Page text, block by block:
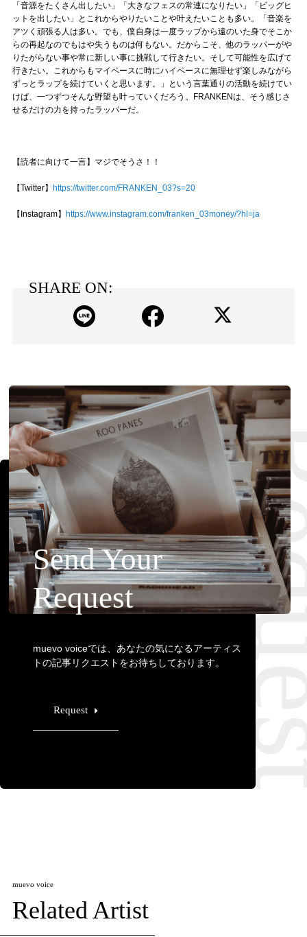
「音源をたくさん出したい」「大きなフェスの常連になりたい」「ビッグヒ
ットを出したい」とこれからやりたいことや叶えたいことも多い。「音楽を
アツく頑張る人は多い。でも、僕自身は一度ラップから遠のいた身でそこか
らの再起なのでもはや失うものは何もない。だからこそ、他のラッパーがや
りたがらない事や常に新しい事に挑戦して行きたい。そして可能性を広げて
行きたい。これからもマイペースに時にハイペースに無理せず楽しみながら
ずっとラップを続けていくと思います。」という言葉通りの活動を続けてい
けば、一つずつそんな野望も叶っていくだろう。FRANKENは、そう感じさ
せるだけの力を持ったラッパーだ。
【読者に向けて一言】マジでそうさ！！︎
【Twitter】 https://twitter.com/FRANKEN_03?s=20
【Instagram】 https://www.instagram.com/franken_03money/?hl=ja
SHARE ON:
Send Your
Request
muevo voiceでは、あなたの気になるアーティス
トの記事リクエストをお待ちしております。
Request
muevo voice
Related Artist